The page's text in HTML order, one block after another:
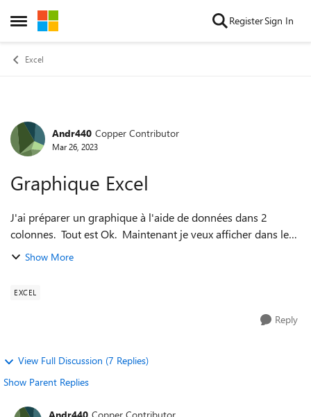
Open Side Menu
Skip to content RegisterSign In
Excel
Forum Discussion
Andr440 Copper Contributor
Mar 26, 2023
Graphique Excel
J'ai préparer un graphique à l'aide de données dans 2
colonnes. Tout est Ok. Maintenant je veux afficher dans le
graphique un espace qui m'indiquera les valeurs qui sont
Show More
EXCEL
Reply
View Full Discussion (7 Replies)
Show Parent Replies
Andr440 Copper Contributor